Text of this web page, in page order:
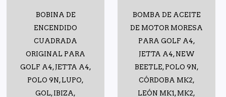
BOBINA DE
ENCENDIDO
CUADRADA
ORIGINAL PARA
GOLF A4, JETTA A4,
POLO 9N, LUPO,
GOL, IBIZA,
BOMBA DE ACEITE
DE MOTOR MORESA
PARA GOLF A4,
JETTA A4, NEW
BEETLE, POLO 9N,
CÓRDOBA MK2,
LEÓN MK1, MK2,